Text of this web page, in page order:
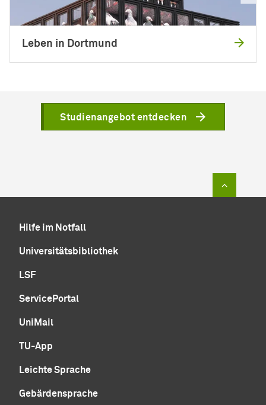
Leben in Dortmund
Studienangebot entdecken
Hilfe im Notfall
Universitätsbibliothek
LSF
ServicePortal
UniMail
TU-App
Leichte Sprache
Gebärdensprache